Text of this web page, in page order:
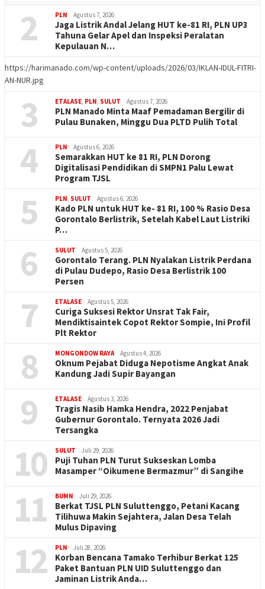
2
PLN Agustus 7, 2026
Jaga Listrik Andal Jelang HUT ke-81 RI, PLN UP3
Tahuna Gelar Apel dan Inspeksi Peralatan
Kepulauan N…
https://harimanado.com/wp-content/uploads/2026/03/IKLAN-IDUL-FITRI-
AN-NUR.jpg
3 ETALASE, PLN, SULUT Agustus 7, 2026
PLN Manado Minta Maaf Pemadaman Bergilir di
Pulau Bunaken, Minggu Dua PLTD Pulih Total
4 PLN Agustus 6, 2026
Semarakkan HUT ke 81 RI, PLN Dorong
Digitalisasi Pendidikan di SMPN1 Palu Lewat
Program TJSL
5 PLN, SULUT Agustus 6, 2026
Kado PLN untuk HUT ke- 81 RI, 100 % Rasio Desa
Gorontalo Berlistrik, Setelah Kabel Laut Listriki
P…
6 SULUT Agustus 5, 2026
Gorontalo Terang. PLN Nyalakan Listrik Perdana
di Pulau Dudepo, Rasio Desa Berlistrik 100
Persen
7 ETALASE Agustus 5, 2026
Curiga Suksesi Rektor Unsrat Tak Fair,
Mendiktisaintek Copot Rektor Sompie, Ini Profil
Plt Rektor
8 MONGONDOW RAYA Agustus 4, 2026
Oknum Pejabat Diduga Nepotisme Angkat Anak
Kandung Jadi Supir Bayangan
9 ETALASE Agustus 3, 2026
Tragis Nasib Hamka Hendra, 2022 Penjabat
Gubernur Gorontalo. Ternyata 2026 Jadi
Tersangka
10 SULUT Juli 29, 2026
Puji Tuhan PLN Turut Sukseskan Lomba
Masamper “Oikumene Bermazmur” di Sangihe
11 BUMN Juli 29, 2026
Berkat TJSL PLN Suluttenggo, Petani Kacang
Tilihuwa Makin Sejahtera, Jalan Desa Telah
Mulus Dipaving
12 PLN Juli 28, 2026
Korban Bencana Tamako Terhibur Berkat 125
Paket Bantuan PLN UID Suluttenggo dan
Jaminan Listrik Anda…